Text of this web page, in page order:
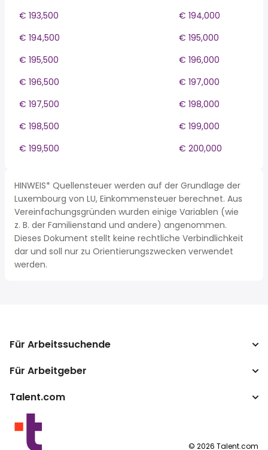
€ 193,500
€ 194,000
€ 194,500
€ 195,000
€ 195,500
€ 196,000
€ 196,500
€ 197,000
€ 197,500
€ 198,000
€ 198,500
€ 199,000
€ 199,500
€ 200,000
HINWEIS* Quellensteuer werden auf der Grundlage der
Luxembourg von LU, Einkommensteuer berechnet. Aus
Vereinfachungsgründen wurden einige Variablen (wie
z. B. der Familienstand und andere) angenommen.
Dieses Dokument stellt keine rechtliche Verbindlichkeit
dar und soll nur zu Orientierungszwecken verwendet
werden.
Für Arbeitssuchende
Jobs suchen
Gehaltsumrechner
Für Arbeitgeber
Unternehmen
Publisher Programm
Talent.com
Mehr Länder
Nutzungsbedingungen
© 2026 Talent.com